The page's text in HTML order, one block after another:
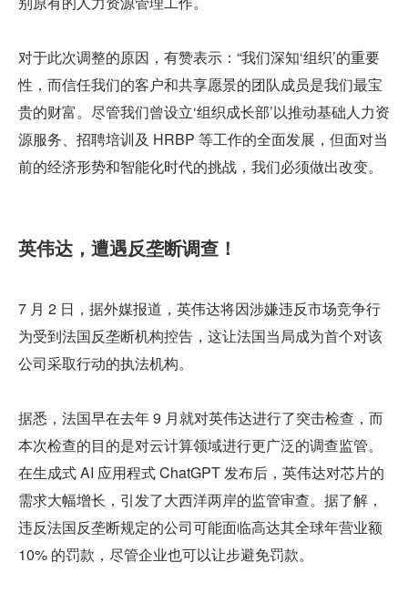
对于此次调整的原因，有赞表示：“我们深知‘组织’的重要
性，而信任我们的客户和共享愿景的团队成员是我们最宝
贵的财富。尽管我们曾设立‘组织成长部’以推动基础人力资
源服务、招聘培训及 HRBP 等工作的全面发展，但面对当
前的经济形势和智能化时代的挑战，我们必须做出改变。
英伟达，遭遇反垄断调查！
7 月 2 日，据外媒报道，英伟达将因涉嫌违反市场竞争行
为受到法国反垄断机构控告，这让法国当局成为首个对该
公司采取行动的执法机构。
据悉，法国早在去年 9 月就对英伟达进行了突击检查，而
本次检查的目的是对云计算领域进行更广泛的调查监管。
在生成式 AI 应用程式 ChatGPT 发布后，英伟达对芯片的
需求大幅增长，引发了大西洋两岸的监管审查。据了解，
违反法国反垄断规定的公司可能面临高达其全球年营业额
10% 的罚款，尽管企业也可以让步避免罚款。